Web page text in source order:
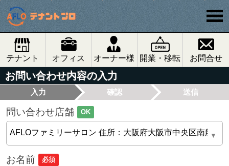
テナント オフィス オーナー様 開業・移転 お問合せ
お問い合わせ内容の入力
入力 確認 送信
問い合わせ店舗 OK
お名前 必須